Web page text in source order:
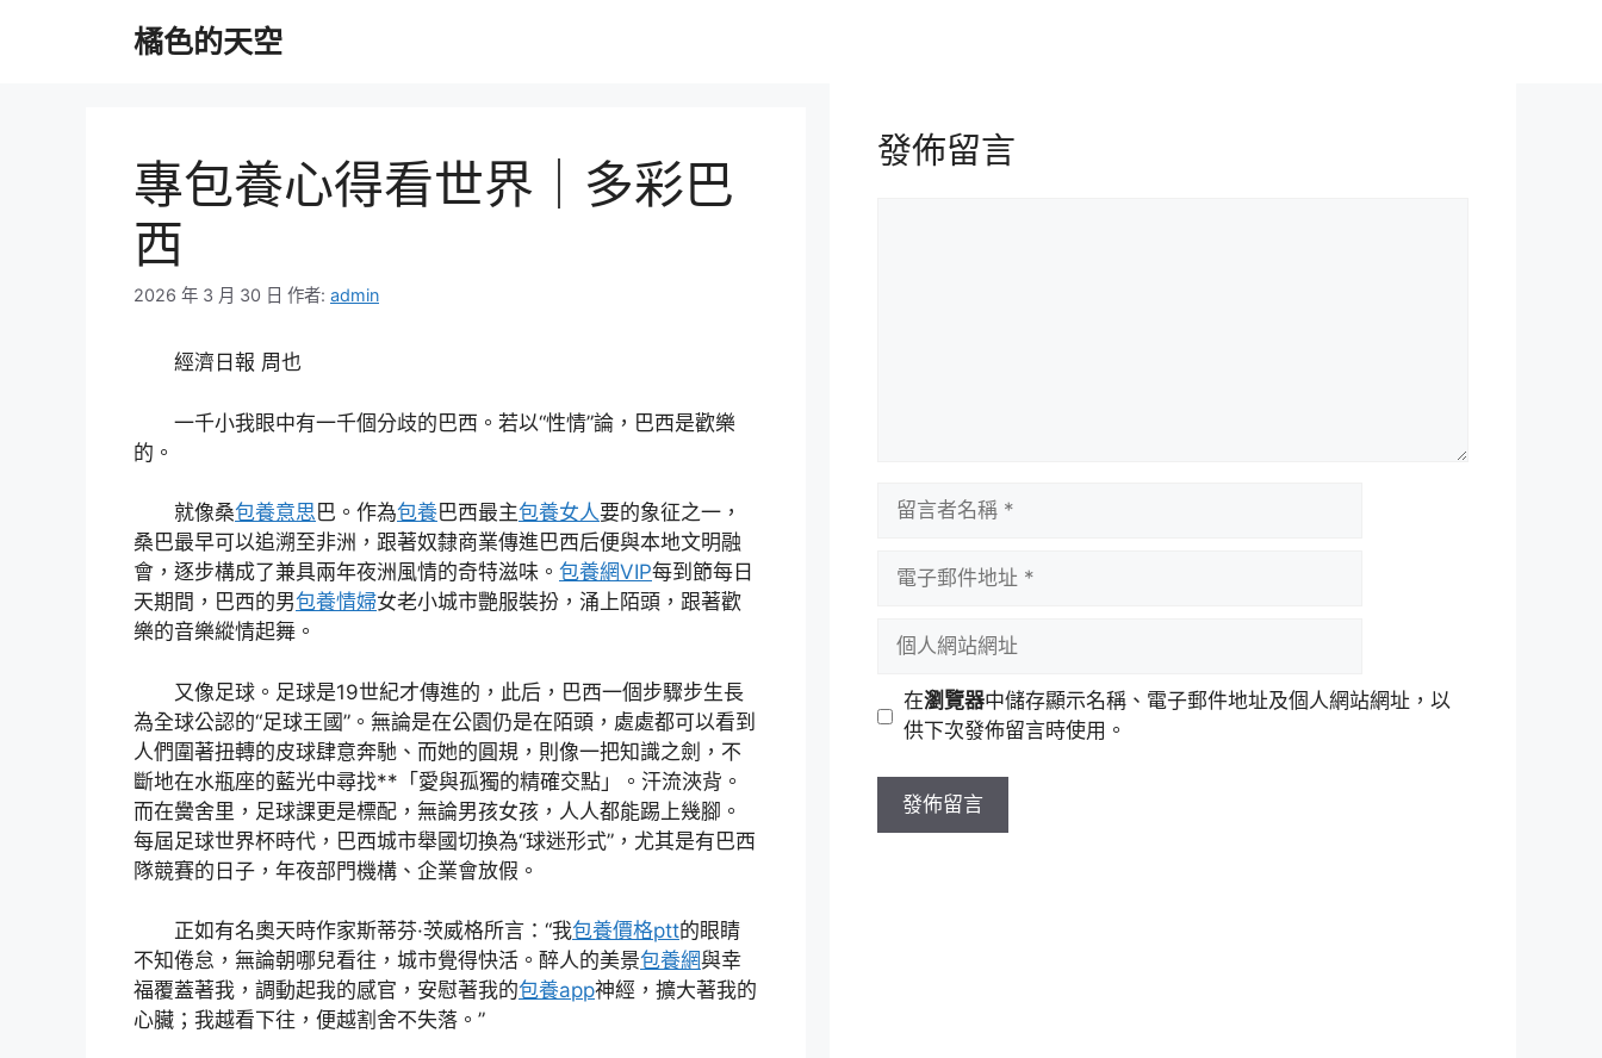
橘色的天空
專包養心得看世界｜多彩巴
西
2026 年 3 月 30 日 作者: admin
經濟日報 周也
一千小我眼中有一千個分歧的巴西。若以“性情”論，巴西是歡樂
的。
就像桑包養意思巴。作為包養巴西最主包養女人要的象征之一，
桑巴最早可以追溯至非洲，跟著奴隸商業傳進巴西后便與本地文明融
會，逐步構成了兼具兩年夜洲風情的奇特滋味。 包養網VIP每到節每日
天期間，巴西的男包養情婦女老小城市艷服裝扮，涌上陌頭，跟著歡
樂的音樂縱情起舞。
又像足球。足球是19世紀才傳進的，此后，巴西一個步驟步生長
為全球公認的“足球王國”。無論是在公園仍是在陌頭，處處都可以看到
人們圍著扭轉的皮球肆意奔馳、而她的圓規，則像一把知識之劍，不
斷地在水瓶座的藍光中尋找**「愛與孤獨的精確交點」。汗流浹背。
而在黌舍里，足球課更是標配，無論男孩女孩，人人都能踢上幾腳。
每屆足球世界杯時代，巴西城市舉國切換為“球迷形式”，尤其是有巴西
隊競賽的日子，年夜部門機構、企業會放假。
正如有名奧天時作家斯蒂芬·茨威格所言：“我包養價格ptt的眼睛
不知倦怠，無論朝哪兒看往，城市覺得快活。醉人的美景包養網與幸
福覆蓋著我，調動起我的感官，安慰著我的包養app神經，擴大著我的
心臟；我越看下往，便越割舍不失落。”
發佈留言
址
站
址
在瀏覽器中儲存顯示名稱、電子郵件地址及個人網站網址，以
供下次發佈留言時使用。